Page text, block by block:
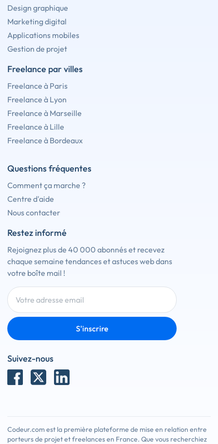
Design graphique
Marketing digital
Applications mobiles
Gestion de projet
Freelance par villes
Freelance à Paris
Freelance à Lyon
Freelance à Marseille
Freelance à Lille
Freelance à Bordeaux
Questions fréquentes
Comment ça marche ?
Centre d'aide
Nous contacter
Restez informé
Rejoignez plus de 40 000 abonnés et recevez
chaque semaine tendances et astuces web dans
votre boîte mail !
S'inscrire
Suivez-nous
Codeur.com est la première plateforme de mise en relation entre
porteurs de projet et freelances en France. Que vous recherchiez